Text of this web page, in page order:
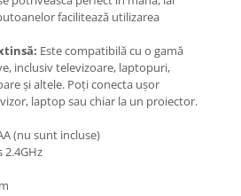
facilitează utilizarea
Este compatibilă cu o gamă
inclusiv televizoare, laptopuri,
și altele. Poți conecta ușor
laptop sau chiar la un proiector.
(nu sunt incluse)
2.4GHz